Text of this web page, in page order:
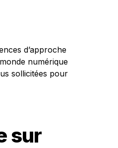
d’approche
numérique
sollicitées pour
sur